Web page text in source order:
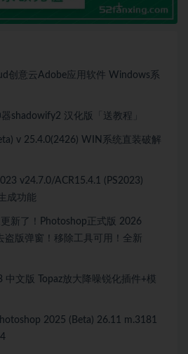
创意云Adobe应用软件 Windows系
shadowify2 汉化版「送教程」
v 25.4.0(2426) WIN系统直装破解
v24.7.0/ACR15.4.1 (PS2023)
成功能
更新了！Photoshop正式版 2026
盗版弹窗！移除工具可用！全新
中文版 Topaz放大降噪锐化插件+模
2025 (Beta) 26.11 m.3181